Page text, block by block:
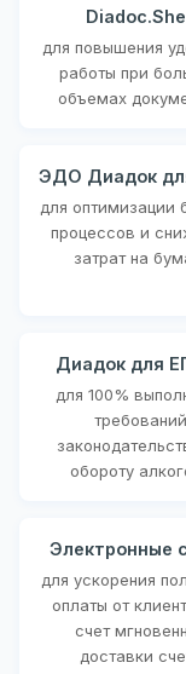
для повышения
работы при
объемах
ЭДО Диадок
для оптимизации
процессов и
затрат на
Диадок для
для 100%
требований
обороту
Электронные
для ускорения
оплаты от
счет
доставки